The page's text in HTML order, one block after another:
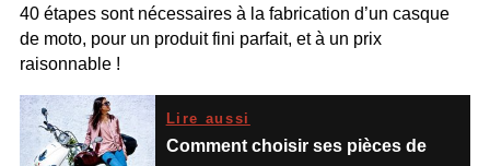
40 étapes sont nécessaires à la fabrication d’un casque
de moto, pour un produit fini parfait, et à un prix
raisonnable !
Lire aussi
Comment choisir ses pièces de